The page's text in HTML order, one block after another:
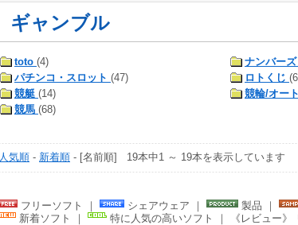
ギャンブル
toto (4) ナンバーズ
パチンコ・スロット (47) ロトくじ
競艇 (14) 競輪/オー
競馬 (68)
人気順 - 新着順 - [名前順] 19本中1 ～ 19本を表示しています
フリーソフト ｜ シェアウェア ｜ 製品 ｜
新着ソフト ｜
特に人気の高いソフト ｜ 《レビュー》